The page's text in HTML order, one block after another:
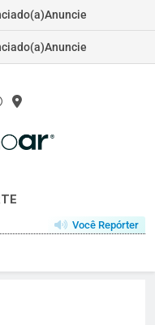
Anuncie
Anuncie
Você Repórter